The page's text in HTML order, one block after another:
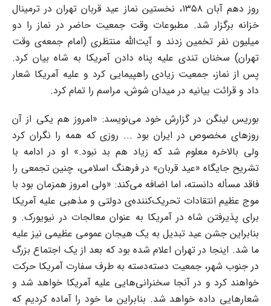
روز دهم آبان ۱۳۵۸، نخستین نماز عید قربان تهران در ترمینال
خزانه برگزار شد. مطبوعات وقت جمعیت حاضر در نماز را دو
میلیون نفر تخمین زدند و آیت‌الله منتظری (امام جمعه‌ی وقت
تهران) سخنان تندی علیه پناه دادن آمریکا به شاه بیان کرد.
پس از نماز، جمعیت زیادی راهپیمایی کرد و علیه آمریکا شعار
داد و قرائت بیانیه در میدان شوش، مراسم را تمام کرد.
بوریس لینگن در گزارش خود می‌نویسد: «امروز هم یکی از آن
روزهای مخصوص در ایران بود ... روزی که همه را نگران کرد
ولی بالاخره معلوم شد که زیاد هم بد نبود.» او در ادامه با
تشریح جایگاه «عید قربان» در فرهنگ اسلامی، چنین تجمعی را
فاقد مسأله دانسته، اما اضافه می‌کند: «ولی امروز همزمان بود با
موج عظیم انتقادات تحریک‌کننده‌ی دولتی و مذهبی علیه آمریکا
برای پذیرفتن شاه در آمریکا به عنوان معالجات در نیویورک. و
بنابراین جشن عید تبدیل به یک هیجان عمومی عظیمی نیز علیه
ما شد. اینجا در تهران اعلام شده بود که بعد از یک اجتماع بزرگ
در جنوب شهر، جمعیت دسته‌دسته به طرف سفارت آمریکا حرکت
خواهند کرد و در آنجا سخنرانی‌هایی علیه آمریکا خواهد شد و
شعارهایی داده خواهد شد. بنابراین ما خود را آماده کردیم که